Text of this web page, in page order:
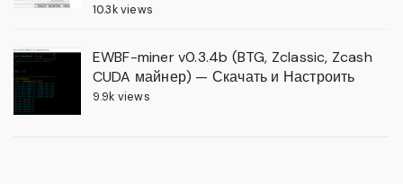
10.3k views
EWBF-miner v0.3.4b (BTG, Zclassic, Zcash
CUDA майнер) — Скачать и Настроить
9.9k views